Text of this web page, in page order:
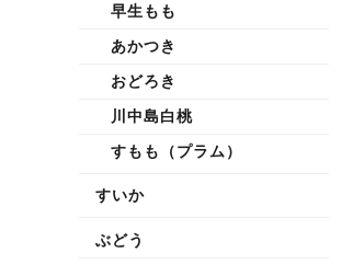
早生もも
あかつき
おどろき
川中島白桃
すもも（プラム）
すいか
ぶどう